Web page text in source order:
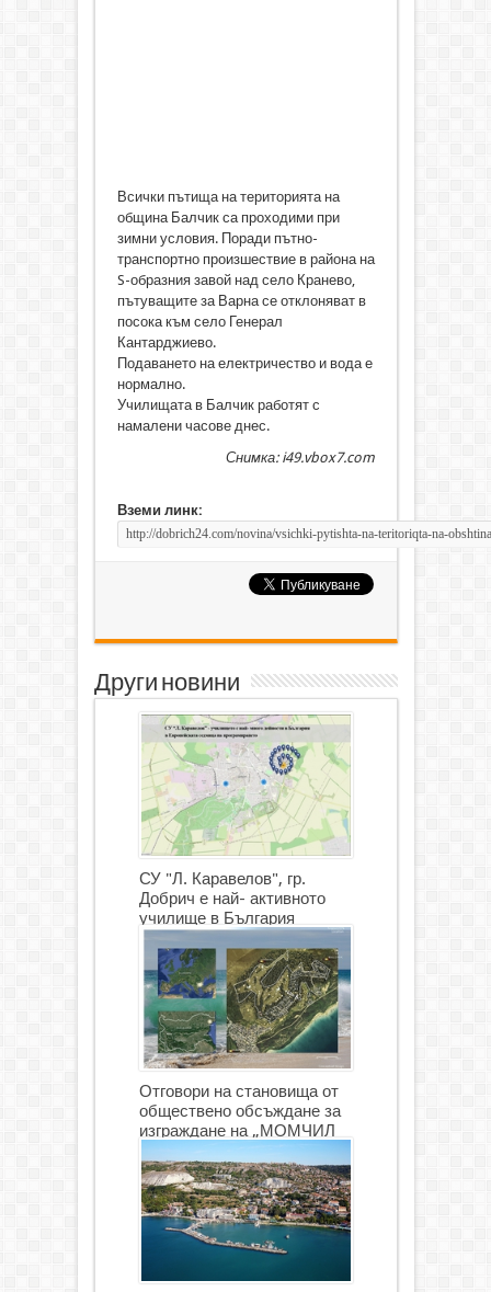
Всички пътища на територията на
община Балчик са проходими при
зимни условия. Поради пътно-
транспортно произшествие в района на
S-образния завой над село Кранево,
пътуващите за Варна се отклоняват в
посока към село Генерал
Кантарджиево.
Подаването на електричество и вода е
нормално.
Училищата в Балчик работят с
намалени часове днес.
Снимка: i49.vbox7.com
Вземи линк:
Други новини
СУ "Л. Каравелов", гр.
Добрич е най- активното
училище в България
Отговори на становища от
обществено обсъждане за
изграждане на „МОМЧИЛ
ГОЛФ И ГОЛФ ИГРИЩЕ”